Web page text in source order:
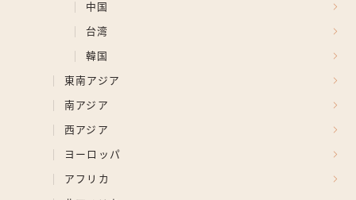
中国
台湾
韓国
東南アジア
南アジア
西アジア
ヨーロッパ
アフリカ